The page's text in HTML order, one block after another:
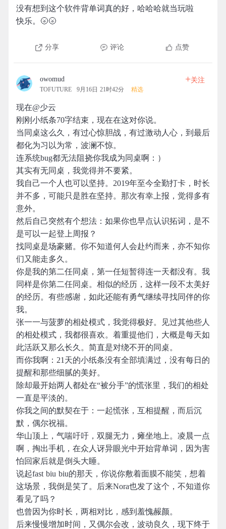
没有想到这个软件背单词真的好，哈哈哈就当玩啦
快乐。🌝🌝
分享 评论 点赞
owomud
TOFUTURE 9月16日 21时42分 精选
+关注
现在@少云
刚刚小纸条70字结束，现在在这对你说。
当同桌这么久，有过心惊胆战，有过激动人心，到最后
都化为习以为常，波澜不惊。
连系统bug都无法阻挠你我成为同桌啊：）
其实有无同桌，我觉得并不要紧。
我自己一个人也可以坚持。2019年至今全勤打卡，时长
并不多，可能只是胜在坚持。那次有幸上报，觉得多有
意外。
然后自己突然有个想法：如果你也早点认识拓词，是不
是可以一起登上周报？
找同桌是场豪赌。你不知道何人会赴约而来，亦不知你
们又能走多久。
你是我的第二任同桌，第一任短暂得连一天都没有。我
同样是你第二任同桌。相似的经历，这样一段不太美好
的经历。有些感谢，如此还能有勇气继续寻找同伴的你
我。
张一一与菠萝的相处模式，我觉得极好。见过其他些人
的相处模式，我都很喜欢。着重提他们，大概是每天如
此活跃又那么长久。简直是对绕不开的同桌。
而你我啊：21天的小纸条没有全部填满过，没有每日的
提醒和那些细腻的美好。
除却最开始两人都处在“被分手”的慌张里，我们的相处
一直是平淡的。
你我之间的默契在于：一起慌张，互相提醒，而后沉
默，偶尔祝福。
华山顶上，气喘吁吁，双腿无力，瘫坐地上。凌晨一点
啊，掏出手机，在众人讶异眼光中开始背单词，因为害
怕回家后就是倒头大睡。
说起fast biu biu的那天，你说你敷着面膜不能笑，想着
这场景，我倒是笑了。后来Nora也发了这个，不知道你
看见了吗？
也曾因为你时长，两相对比，感到羞愧赧颜。
后来慢慢增加时间，又偶尔会改，波动良久，现下终于